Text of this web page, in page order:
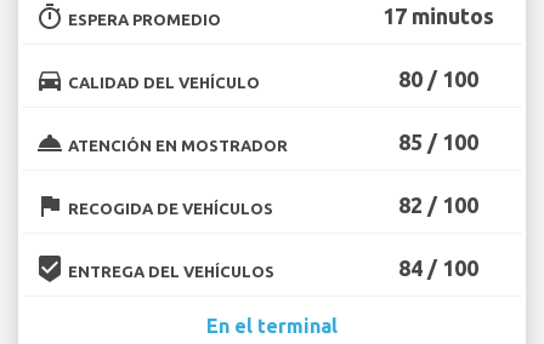
timer ESPERA PROMEDIO 17 minutos
directions_car CALIDAD DEL VEHÍCULO 80 / 100
room_service ATENCIÓN EN MOSTRADOR 85 / 100
flag RECOGIDA DE VEHÍCULOS 82 / 100
beenhere ENTREGA DEL VEHÍCULOS 84 / 100
En el terminal